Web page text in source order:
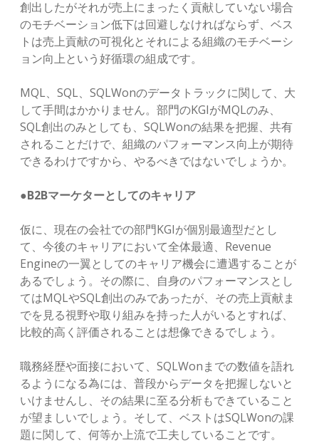
創出したがそれが売上にまったく貢献していない場合
のモチベーション低下は回避しなければならず、ベス
トは売上貢献の可視化とそれによる組織のモチベーシ
ョン向上という好循環の組成です。
MQL、SQL、SQLWonのデータトラックに関して、大
して手間はかかりません。部門のKGIがMQLのみ、
SQL創出のみとしても、SQLWonの結果を把握、共有
されることだけで、組織のパフォーマンス向上が期待
できるわけですから、やるべきではないでしょうか。
●B2Bマーケターとしてのキャリア
仮に、現在の会社での部門KGIが個別最適型だとし
て、今後のキャリアにおいて全体最適、Revenue
Engineの一翼としてのキャリア機会に遭遇することが
あるでしょう。その際に、自身のパフォーマンスとし
てはMQLやSQL創出のみであったが、その売上貢献ま
でを見る視野や取り組みを持った人がいるとすれば、
比較的高く評価されることは想像できるでしょう。
職務経歴や面接において、SQLWonまでの数値を語れ
るようになる為には、普段からデータを把握しないと
いけませんし、その結果に至る分析もできていること
が望ましいでしょう。そして、ベストはSQLWonの課
題に関して、何等か上流で工夫していることです。